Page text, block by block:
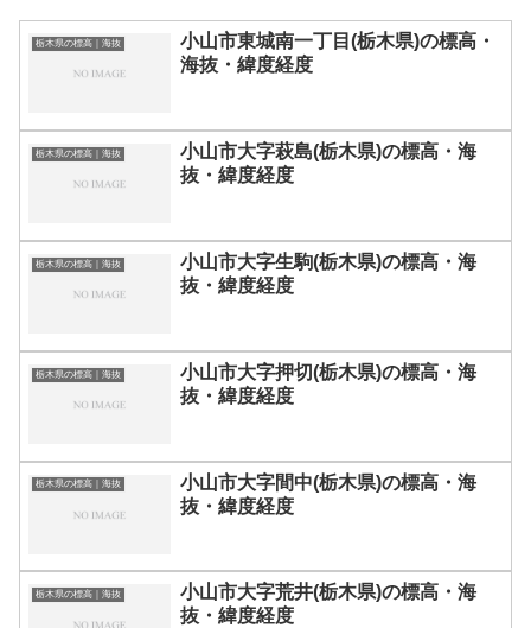
栃木県の標高｜海抜
小山市東城南一丁目(栃木県)の標高・
海抜・緯度経度
栃木県の標高｜海抜
小山市大字萩島(栃木県)の標高・海
抜・緯度経度
栃木県の標高｜海抜
小山市大字生駒(栃木県)の標高・海
抜・緯度経度
栃木県の標高｜海抜
小山市大字押切(栃木県)の標高・海
抜・緯度経度
栃木県の標高｜海抜
小山市大字間中(栃木県)の標高・海
抜・緯度経度
栃木県の標高｜海抜
小山市大字荒井(栃木県)の標高・海
抜・緯度経度